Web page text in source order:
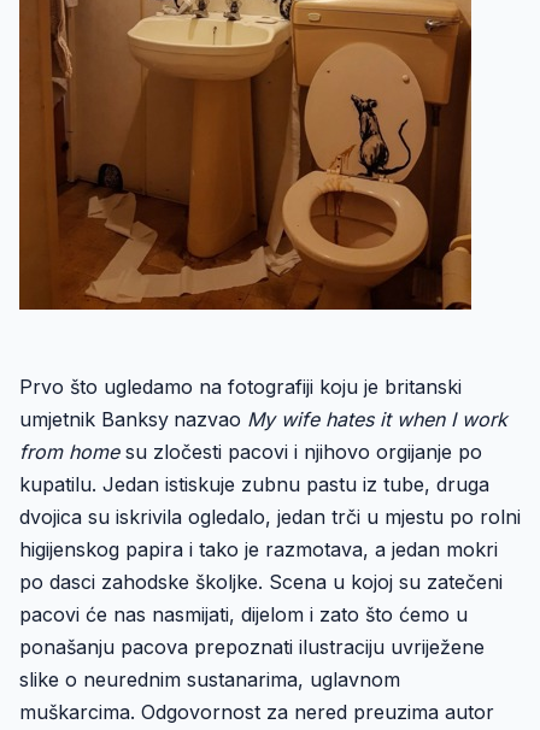
Prvo što ugledamo na fotografiji koju je britanski
umjetnik Banksy nazvao My wife hates it when I work
from homesu zločesti pacovi i njihovo orgijanje po
kupatilu. Jedan istiskuje zubnu pastu iz tube, druga
dvojica su iskrivila ogledalo, jedan trči u mjestu po rolni
higijenskog papira i tako je razmotava, a jedan mokri
po dasci zahodske školjke. Scena u kojoj su zatečeni
pacovi će nas nasmijati, dijelom i zato što ćemo u
ponašanju pacova prepoznati ilustraciju uvriježene
slike o neurednim sustanarima, uglavnom
muškarcima. Odgovornost za nered preuzima autor